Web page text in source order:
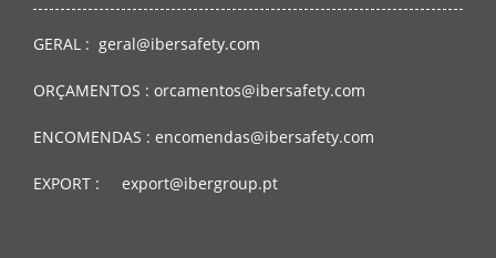
GERAL : geral@ibersafety.com
ORÇAMENTOS : orcamentos@ibersafety.com
ENCOMENDAS : encomendas@ibersafety.com
EXPORT : export@ibergroup.pt